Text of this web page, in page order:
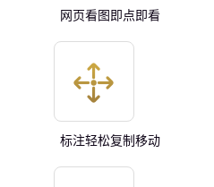
网页看图即点即看
标注轻松复制移动